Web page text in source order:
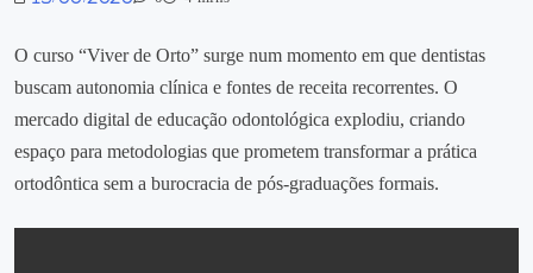
O curso “Viver de Orto” surge num momento em que dentistas
buscam autonomia clínica e fontes de receita recorrentes. O
mercado digital de educação odontológica explodiu, criando
espaço para metodologias que prometem transformar a prática
ortodôntica sem a burocracia de pós‑graduações formais.